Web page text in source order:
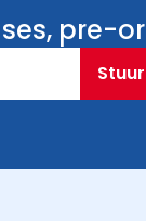
pre-